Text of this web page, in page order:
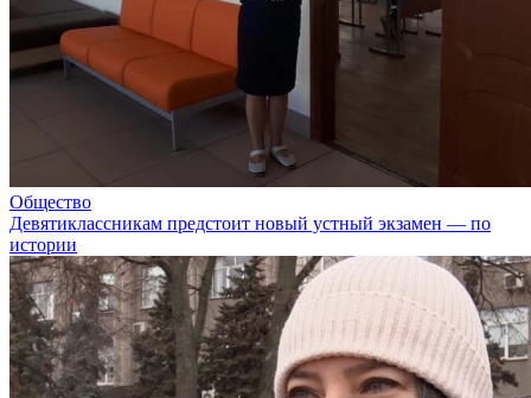
Общество
Девятиклассникам предстоит новый устный экзамен — по
истории